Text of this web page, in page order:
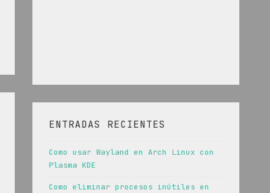
ENTRADAS RECIENTES
Como usar Wayland en Arch Linux con
Plasma KDE
Como eliminar procesos inútiles en